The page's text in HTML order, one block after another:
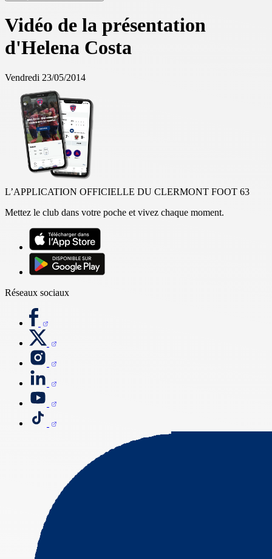
Vidéo de la présentation
d'Helena Costa
Vendredi 23/05/2014
L’APPLICATION OFFICIELLE DU CLERMONT FOOT 63
Mettez le club dans votre poche et vivez chaque moment.
Réseaux sociaux